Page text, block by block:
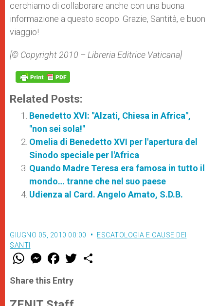
cerchiamo di collaborare anche con una buona
informazione a questo scopo. Grazie, Santità, e buon
viaggio!
[© Copyright 2010 – Libreria Editrice Vaticana]
Related Posts:
Benedetto XVI: "Alzati, Chiesa in Africa",
"non sei sola!"
Omelia di Benedetto XVI per l'apertura del
Sinodo speciale per l'Africa
Quando Madre Teresa era famosa in tutto il
mondo… tranne che nel suo paese
Udienza al Card. Angelo Amato, S.D.B.
GIUGNO 05, 2010 00:00
ESCATOLOGIA E CAUSE DEI
SANTI
W
t
s
p
M
e
s
e
g
F
a
e
b
o
w
Share this Entry